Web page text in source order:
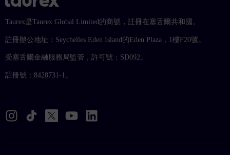
Taurex是Taurex Global Limited的商號，註冊在塞舌爾共和國。
註冊辦公地址：Seychelles Eden Island的Eden Plaza，1樓F20號。
受塞舌爾金融服務局監管，許可號：SD092。
註冊號：8428731-1。